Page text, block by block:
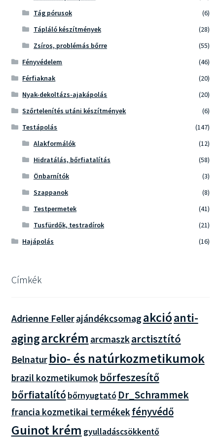
Tág pórusok
(6)
Tápláló készítmények
(28)
Zsíros, problémás bőrre
(55)
Fényvédelem
(46)
Férfiaknak
(20)
Nyak-dekoltázs-ajakápolás
(20)
Szőrtelenítés utáni készítmények
(6)
Testápolás
(147)
Alakformálók
(12)
Hidratálás, bőrfiatalítás
(58)
Önbarnítók
(3)
Szappanok
(8)
Testpermetek
(41)
Tusfürdők, testradírok
(21)
Hajápolás
(16)
Címkék
Adrienne Fellerajándékcsomag akcióanti-
agingarckrém arcmaszkarctisztító
Belnatur bio- és natúrkozmetikumok
brazil kozmetikumok bőrfeszesítő
bőrfiatalító bőrnyugtató Dr_Schrammek
francia kozmetikai termékekfényvédő
Guinot krém gyulladáscsökkentő